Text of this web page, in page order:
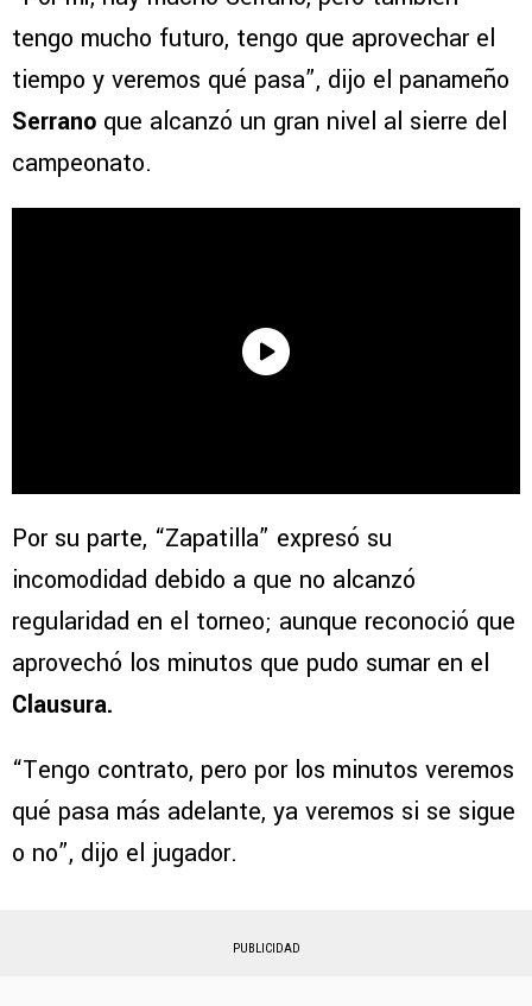
tengo mucho futuro, tengo que aprovechar el
tiempo y veremos qué pasa”, dijo el panameño
Serrano que alcanzó un gran nivel al sierre del
campeonato.
Por su parte, “Zapatilla” expresó su
incomodidad debido a que no alcanzó
regularidad en el torneo; aunque reconoció que
aprovechó los minutos que pudo sumar en el
Clausura.
“Tengo contrato, pero por los minutos veremos
qué pasa más adelante, ya veremos si se sigue
o no”, dijo el jugador.
PUBLICIDAD